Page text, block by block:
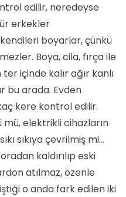
edilir, neredeyse
erkekler
boyarlar, çünkü
Boya, cila, fırça ile
içinde kalır ağır kanlı
bu arada. Evden
kere kontrol edilir.
mü, elektrikli cihazların
sıkıya çevrilmiş mi...
kaldırılıp eski
atılmaz, özenle
o anda fark edilen iki